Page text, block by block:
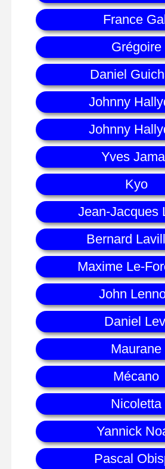
France
Grégoire
Daniel
Johnny
Johnny
Yves
Kyo
Jean-Jacques
Bernard
Maxime Le-
John
Daniel
Maurane
Mécano
Nicoletta
Yannick
Pascal